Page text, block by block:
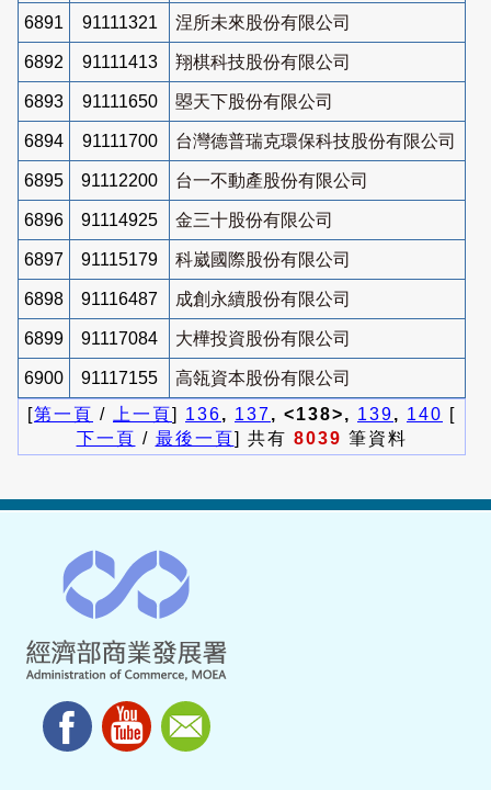
6891 91111321 涅所未來股份有限公司
6892 91111413 翔棋科技股份有限公司
6893 91111650 曌天下股份有限公司
6894 91111700 台灣德普瑞克環保科技股份有限公司
6895 91112200 台一不動產股份有限公司
6896 91114925 金三十股份有限公司
6897 91115179 科崴國際股份有限公司
6898 91116487 成創永續股份有限公司
6899 91117084 大樺投資股份有限公司
6900 91117155
高瓴資本股份有限公司
[第一頁 / 上一頁] 136, 137, <138>, 139, 140 [
下一頁 / 最後一頁] 共有 8039 筆資料